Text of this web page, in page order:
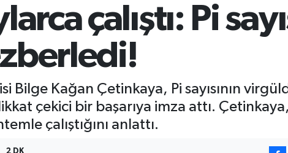
çalıştı: Pi
Kağan Çetinkaya, Pi sayısının
çekici bir başarıya imza attı.
çalıştığını anlattı.